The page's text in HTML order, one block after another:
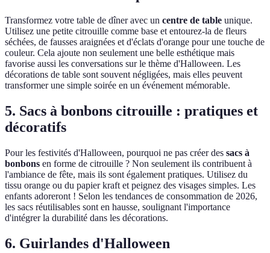
Transformez votre table de dîner avec un centre de table unique.
Utilisez une petite citrouille comme base et entourez-la de fleurs
séchées, de fausses araignées et d'éclats d'orange pour une touche de
couleur. Cela ajoute non seulement une belle esthétique mais
favorise aussi les conversations sur le thème d'Halloween. Les
décorations de table sont souvent négligées, mais elles peuvent
transformer une simple soirée en un événement mémorable.
5. Sacs à bonbons citrouille : pratiques et
décoratifs
Pour les festivités d'Halloween, pourquoi ne pas créer des sacs à
bonbons en forme de citrouille ? Non seulement ils contribuent à
l'ambiance de fête, mais ils sont également pratiques. Utilisez du
tissu orange ou du papier kraft et peignez des visages simples. Les
enfants adoreront ! Selon les tendances de consommation de 2026,
les sacs réutilisables sont en hausse, soulignant l'importance
d'intégrer la durabilité dans les décorations.
6. Guirlandes d'Halloween